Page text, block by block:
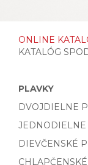
ONLINE
KATALÓG
PLAVKY
DVOJDIELNE
JEDNODIELNE
DIEVČENSKÉ